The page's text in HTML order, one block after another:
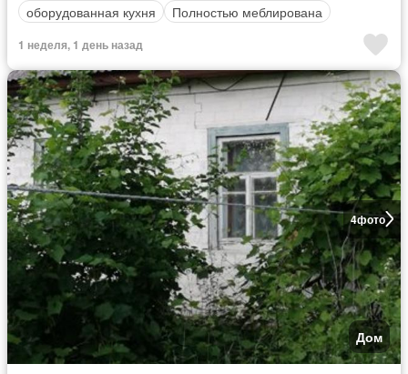
оборудованная кухня
Полностью меблирована
1 неделя, 1 день назад
4фото
Дом